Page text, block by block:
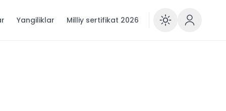
Yangiliklar Milliy sertifikat 2026